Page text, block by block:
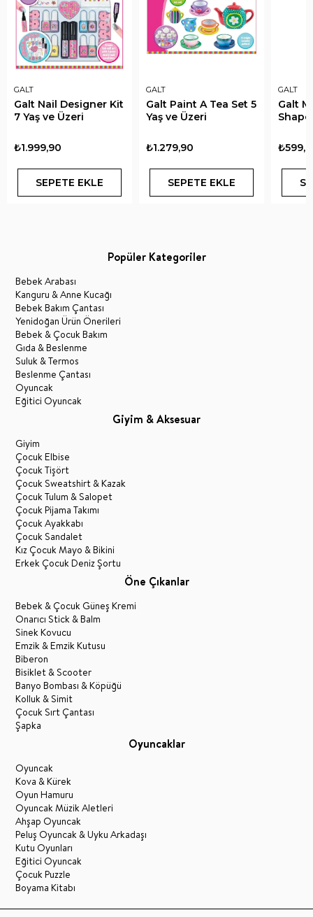
GALT
Galt Nail Designer Kit
7 Yaş ve Üzeri
₺1.999,90
SEPETE EKLE
GALT
Galt Paint A Tea Set 5
Yaş ve Üzeri
₺1.279,90
SEPETE EKLE
GALT
Galt
Popüler Kategoriler
Bebek Arabası
Kanguru & Anne Kucağı
Bebek Bakım Çantası
Yenidoğan Ürün Önerileri
Bebek & Çocuk Bakım
Gıda & Beslenme
Suluk & Termos
Beslenme Çantası
Oyuncak
Eğitici Oyuncak
Giyim & Aksesuar
Giyim
Çocuk Elbise
Çocuk Tişört
Çocuk Sweatshirt & Kazak
Çocuk Tulum & Salopet
Çocuk Pijama Takımı
Çocuk Ayakkabı
Çocuk Sandalet
Kız Çocuk Mayo & Bikini
Erkek Çocuk Deniz Şortu
Öne Çıkanlar
Bebek & Çocuk Güneş Kremi
Onarıcı Stick & Balm
Sinek Kovucu
Emzik & Emzik Kutusu
Biberon
Bisiklet & Scooter
Banyo Bombası & Köpüğü
Kolluk & Simit
Çocuk Sırt Çantası
Şapka
Oyuncaklar
Oyuncak
Kova & Kürek
Oyun Hamuru
Oyuncak Müzik Aletleri
Ahşap Oyuncak
Peluş Oyuncak & Uyku Arkadaşı
Kutu Oyunları
Eğitici Oyuncak
Çocuk Puzzle
Boyama Kitabı